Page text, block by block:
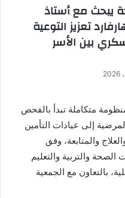
يبحث مع أستاذ
تعزيز التوعية
بين الأسر
متكاملة تبدأ بالفحص
إلى عيادات التأمين
والمتابعة، وفق
والتربية والتعليم
بالتعاون مع الجمعية